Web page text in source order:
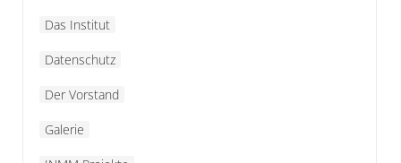
Das Institut
Datenschutz
Der Vorstand
Galerie